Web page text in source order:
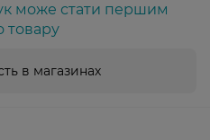
може стати першим
товару
в магазинах